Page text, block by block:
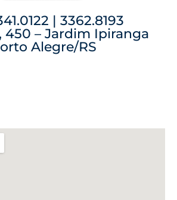
| 3362.8193
450 – Jardim Ipiranga
Alegre/RS